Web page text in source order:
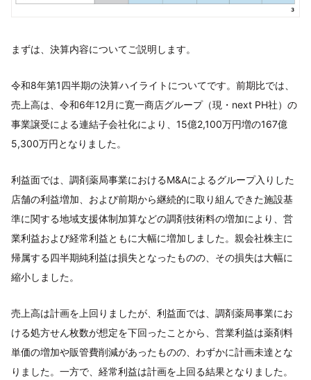
まずは、決算内容についてご説明します。
令和8年第1四半期の決算ハイライトについてです。前期比では、
売上高は、令和6年12月に寛一商店グループ（現・next PH社）の
事業譲受による連結子会社化により、15億2,100万円増の167億
5,300万円となりました。
利益面では、調剤薬局事業におけるM&Aによるグループ入りした
店舗の利益増加、および前期から継続的に取り組んできた施設基
準に関する地域支援体制加算などの調剤技術料の増加により、営
業利益および経常利益ともに大幅に増加しました。親会社株主に
帰属する四半期純利益は損失となったものの、その損失は大幅に
縮小しました。
売上高は計画を上回りましたが、利益面では、調剤薬局事業にお
ける処方せん枚数が想定を下回ったことから、営業利益は薬剤料
単価の増加や販管費削減があったものの、わずかに計画未達とな
りました。一方で、経常利益は計画を上回る結果となりました。